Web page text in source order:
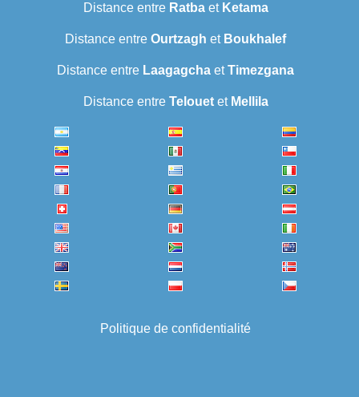
Distance entre Ratbaet Ketama
Distance entre Ourtzagh et Boukhalef
Distance entre Laagagcha etTimezgana
Distance entre Telouetet Mellila
Politique de confidentialité